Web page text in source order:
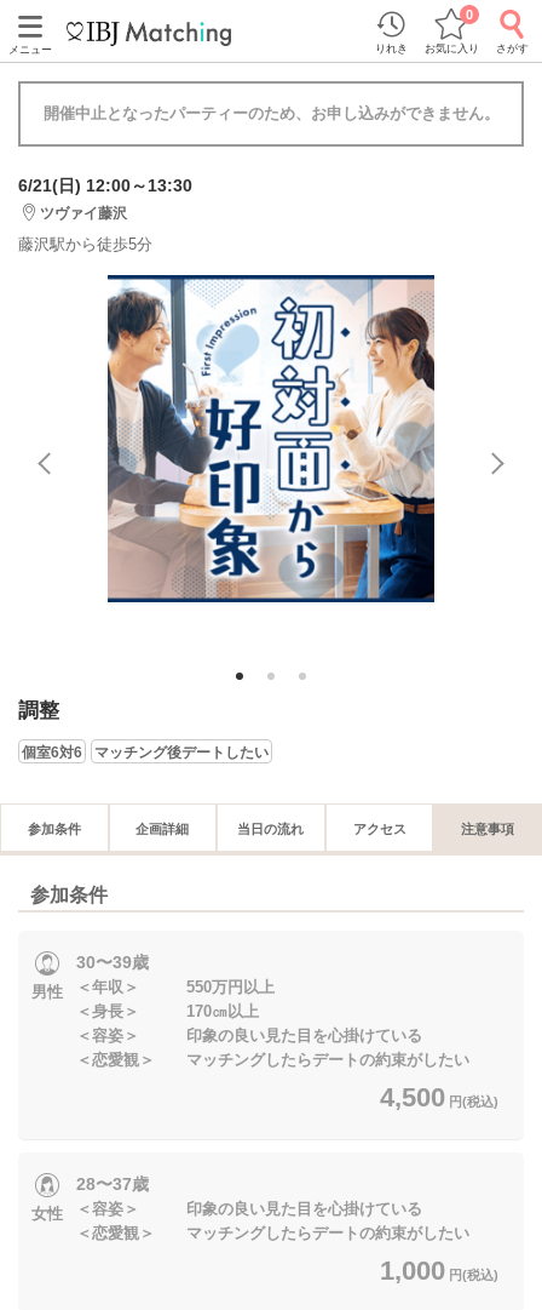
メニュー りれき お気に入り
0
さがす
開催中止となったパーティーのため、お申し込みができません。
6/21(日) 12:00～13:30
ツヴァイ藤沢
藤沢駅から徒歩5分
1 2 3
調整
個室6対6 マッチング後デートしたい
参加条件 企画詳細 当日の流れ アクセス 注意事項
参加条件
男性
30〜39歳
＜年収＞ 550万円以上
＜身長＞ 170㎝以上
＜容姿＞ 印象の良い見た目を心掛けている
＜恋愛観＞ マッチングしたらデートの約束がしたい
4,500 円(税込)
女性
28〜37歳
＜容姿＞ 印象の良い見た目を心掛けている
＜恋愛観＞ マッチングしたらデートの約束がしたい
1,000 円(税込)